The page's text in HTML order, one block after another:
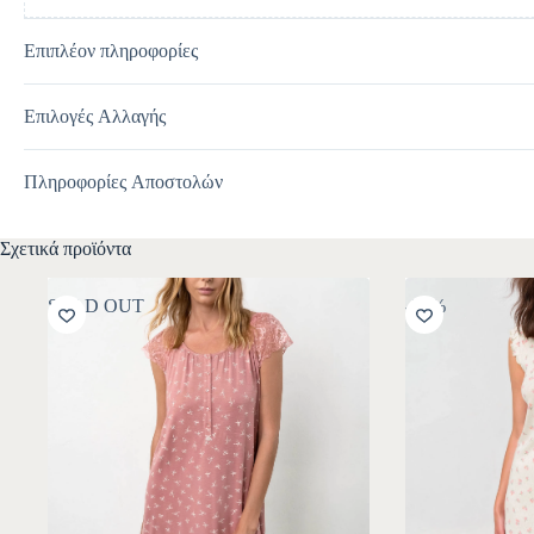
Επιπλέον πληροφορίες
Επιλογές Αλλαγής
Πληροφορίες Αποστολών
Σχετικά προϊόντα
SOLD OUT -30%